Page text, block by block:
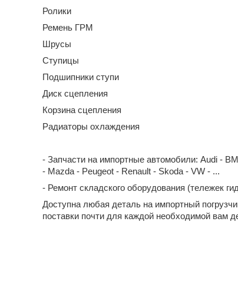
Ролики
Ремень ГРМ
Шрусы
Ступицы
Подшипники ступи
Диск сцепления
Корзина сцепления
Радиаторы охлаждения
- Запчасти на импортные автомобили: Audi -
- Mazda - Peugeot - Renault - Skoda - VW - ...
- Ремонт складского оборудования (тележек
Доступна любая деталь на импортный
поставки почти для каждой необходимой вам